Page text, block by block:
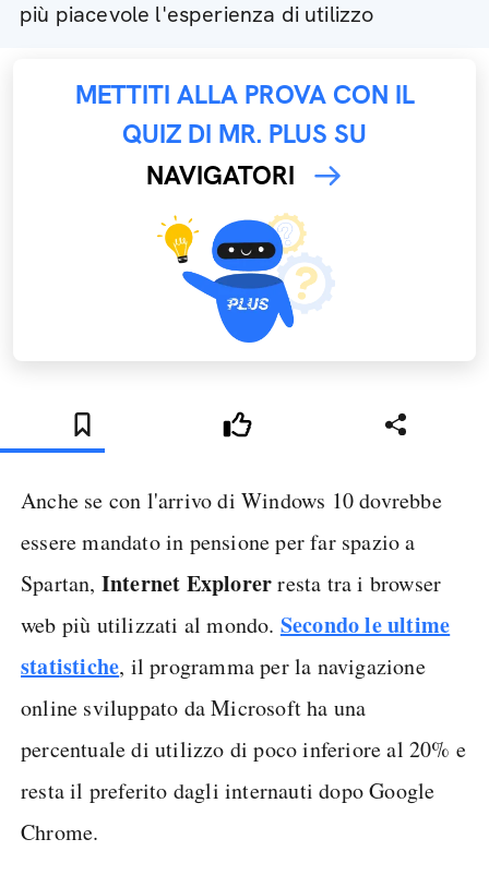
più piacevole l'esperienza di utilizzo
METTITI ALLA PROVA CON IL
QUIZ DI MR. PLUS SU
NAVIGATORI
Anche se con l'arrivo di Windows 10 dovrebbe
essere mandato in pensione per far spazio a
Spartan, Internet Explorerresta tra i browser
web più utilizzati al mondo. Secondo le ultime
statistiche, il programma per la navigazione
online sviluppato da Microsoft ha una
percentuale di utilizzo di poco inferiore al 20% e
resta il preferito dagli internauti dopo Google
Chrome.